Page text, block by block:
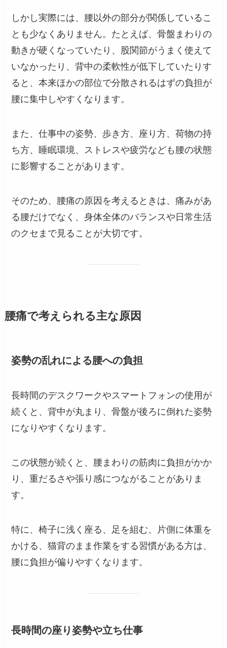
しかし実際には、腰以外の部分が関係しているこ
とも少なくありません。たとえば、骨盤まわりの
動きが硬くなっていたり、股関節がうまく使えて
いなかったり、背中の柔軟性が低下していたりす
ると、本来ほかの部位で分散されるはずの負担が
腰に集中しやすくなります。
また、仕事中の姿勢、歩き方、座り方、荷物の持
ち方、睡眠環境、ストレスや疲労なども腰の状態
に影響することがあります。
そのため、腰痛の原因を考えるときは、痛みがあ
る腰だけでなく、身体全体のバランスや日常生活
のクセまで見ることが大切です。
腰痛で考えられる主な原因
姿勢の乱れによる腰への負担
長時間のデスクワークやスマートフォンの使用が
続くと、背中が丸まり、骨盤が後ろに倒れた姿勢
になりやすくなります。
この状態が続くと、腰まわりの筋肉に負担がかか
り、重だるさや張り感につながることがありま
す。
特に、椅子に浅く座る、足を組む、片側に体重を
かける、猫背のまま作業をする習慣がある方は、
腰に負担が偏りやすくなります。
長時間の座り姿勢や立ち仕事